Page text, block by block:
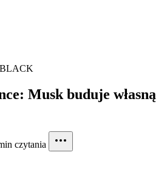
BLACK
Musk buduje własną
czytania